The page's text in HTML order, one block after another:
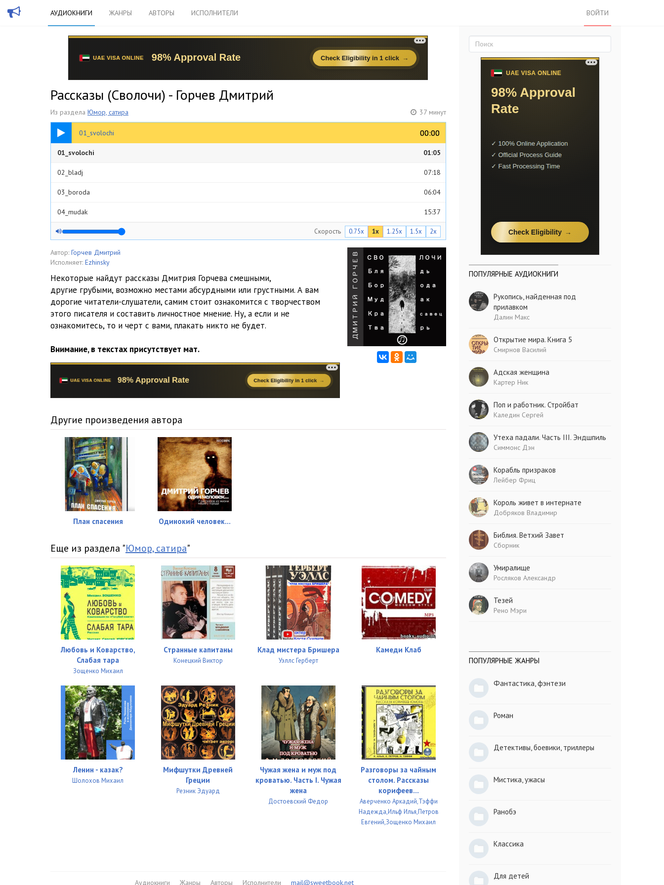
АУДИОКНИГИ ЖАНРЫ АВТОРЫ ИСПОЛНИТЕЛИ ВОЙТИ
Рассказы (Cволочи) - Горчев Дмитрий
Из раздела Юмор, сатира 37 минут
01_svolochi 00:00
00:00
01:05
01_svolochi 01:05
02_bladj 07:18
03_boroda 06:04
04_mudak 15:37
05_krasavec 04:50
06_tvarj_withMu
Скорость 0.75x 1x 1.25x 1.5x 2x
Автор: Горчев Дмитрий
Исполняет: Ezhinsky
Некоторые найдут рассказы Дмитрия Горчева смешными,
другие грубыми, возможно местами абсурдными или грустными. А вам
дорогие читатели-слушатели, самим стоит ознакомится с творчеством
этого писателя и составить личностное мнение. Ну, а если и не
ознакомитесь, то и черт с вами, плакать никто не будет.
Внимание, в текстах присутствует мат.
Другие произведения автора
План спасения Одинокий человек…
Еще из раздела "Юмор, сатира"
Любовь и Коварство,
Слабая тара
Зощенко Михаил
Странные капитаны
Конецкий Виктор
Клад мистера Бришера
Уэллс Герберт
Камеди Клаб
Ленин - казак?
Шолохов Михаил
Мифшутки Древней
Греции
Резник Эдуард
Чужая жена и муж под
кроватью. Часть I. Чужая
жена
Достоевский Федор
Разговоры за чайным
столом. Рассказы
корифеев...
Аверченко Аркадий,Тэффи
Надежда,Ильф Илья,Петров
Евгений,Зощенко Михаил
Аудиокниги Жанры Авторы Исполнители mail@sweetbook.net
ПОПУЛЯРНЫЕ АУДИОКНИГИ
Рукопись, найденная под
прилавком
Далин Макс
Открытие мира. Книга 5
Смирнов Василий
Адская женщина
Картер Ник
Поп и работник. Стройбат
Каледин Сергей
Утеха падали. Часть III. Эндшпиль
Симмонс Дэн
Корабль призраков
Лейбер Фриц
Король живет в интернате
Добряков Владимир
Библия. Ветхий Завет
Сборник
Умиралище
Росляков Александр
Тезей
Рено Мэри
ПОПУЛЯРНЫЕ ЖАНРЫ
Фантастика, фэнтези
Роман
Детективы, боевики, триллеры
Мистика, ужасы
Ранобэ
Классика
Для детей